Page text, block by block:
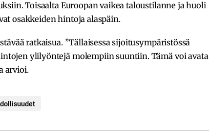
Toisaalta Euroopan vaikea taloustilanne ja huoli
osakkeiden hintoja alaspäin.
ratkaisua. ”Tällaisessa sijoitusympäristössä
ylilyöntejä molempiin suuntiin. Tämä voi avata
arvioi.